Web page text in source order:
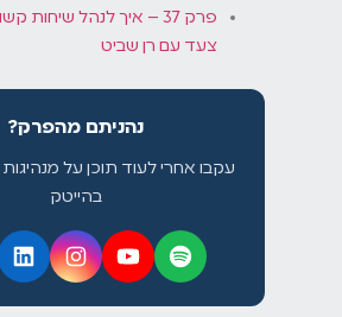
פרק 37 – איך לנהל
צעד עם רן שביט
נהניתם מהפרק?
עקבו אחרי לעוד תוכן על
בהייטק